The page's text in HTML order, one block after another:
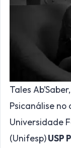
Tales
Psicanálise no
Universidade
(Unifesp)USP